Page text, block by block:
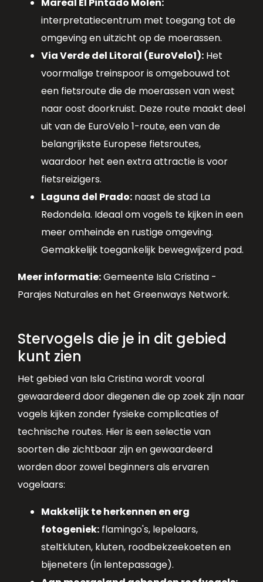
interpretatiecentrum met toegang tot de
omgeving en uitzicht op de moerassen.
Via Verde del Litoral (EuroVelo1): Het
voormalige treinspoor is omgebouwd tot
een fietsroute die de moerassen van west
naar oost doorkruist. Deze route maakt deel
uit van de EuroVelo 1-route, een van de
belangrijkste Europese fietsroutes,
waardoor het een extra attractie is voor
fietsreizigers.
Laguna del Prado: naast de stad La
Redondela. Ideaal om vogels te kijken in een
meer omheinde en rustige omgeving.
Gemakkelijk toegankelijk bewegwijzerd pad.
Meer informatie:Gemeente Isla Cristina -
Parajes Naturales en het Greenways Network.
Stervogels die je in dit gebied
kunt zien
Het gebied van Isla Cristina wordt vooral
gewaardeerd door diegenen die op zoek zijn naar
vogels kijken zonder fysieke complicaties of
technische routes. Hier is een selectie van
soorten die zichtbaar zijn en gewaardeerd
worden door zowel beginners als ervaren
vogelaars:
Makkelijk te herkennen en erg
fotogeniek: flamingo's, lepelaars,
steltkluten, kluten, roodbekzeekoeten en
bijeneters (in lentepassage).